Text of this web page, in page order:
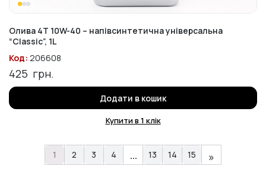
Олива 4T 10W-40 – напівсинтетична універсальна
“Classic”, 1L
Код: 206608
425 грн.
Додати в кошик
Купити в 1 клік
1 2 3 4 … 13 14 15 »